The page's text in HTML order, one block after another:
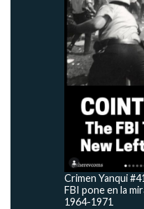
Crimen Yanqui
FBI pone en la
1964-1971